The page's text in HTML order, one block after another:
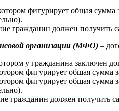
фигурирует общая
гражданин должен получить
организации (МФО) –
у гражданина заключен
фигурирует общая сумма
фигурирует общая сумма
гражданин должен получить